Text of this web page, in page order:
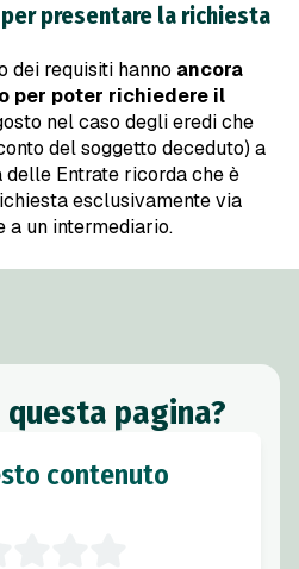
presentare la richiesta
dei requisiti hanno ancora
per poter richiedere il
nel caso degli eredi che
del soggetto deceduto) a
delle Entrate ricorda che è
esclusivamente via
a un intermediario.
questa pagina?
contenuto